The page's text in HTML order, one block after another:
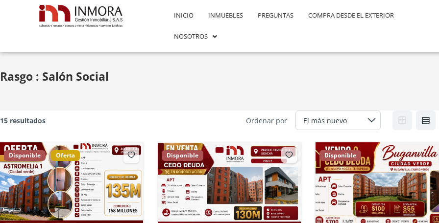
INICIO INMUEBLES PREGUNTAS COMPRA DESDE EL EXTERIOR
NOSOTROS
Rasgo : Salón Social
15 resultados Ordenar por
Disponible Oferta Disponible Disponible